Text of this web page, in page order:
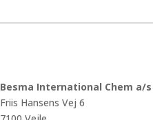
Besma International Chem a/s
Friis Hansens Vej 6